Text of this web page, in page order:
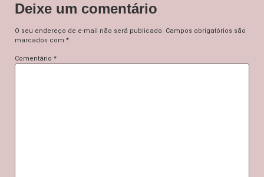
Deixe um comentário
O seu endereço de e-mail não será publicado. Campos obrigatórios são
marcados com *
Comentário *